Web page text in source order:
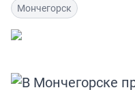
Мончегорск